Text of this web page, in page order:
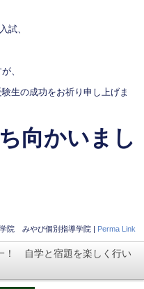
試、
、
生の成功をお祈り申し上げま
向かいまし
院 みやび個別指導学院 Perma Link
！ 自学と宿題を楽しく行い